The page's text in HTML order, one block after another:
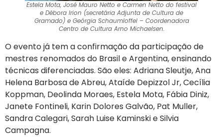
Estela Mota, José Mauro Netto e Carmen Netto do festival
e Débora Irion (secretária Adjunta de Cultura de
Gramado) e Geórgia Schaumloffel – Coordenadora
Centro de Cultura Arno Michaelsen.
O evento já tem a confirmação da participação de
mestres renomados do Brasil e Argentina, ensinando
técnicas diferenciadas. São eles: Adriana Sleutje, Ana
Helena Barbosa de Abreu, Ataíde Depizzol Jr, Cecília
Koppman, Deolinda Moraes, Estela Mota, Fábia Diniz,
Janete Fontineli, Karin Dolores Galvão, Pat Muller,
Sandra Calegari, Sarah Luise Kaminski e Silvia
Campagna.